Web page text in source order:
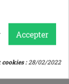
Accepter
:28/02/2022